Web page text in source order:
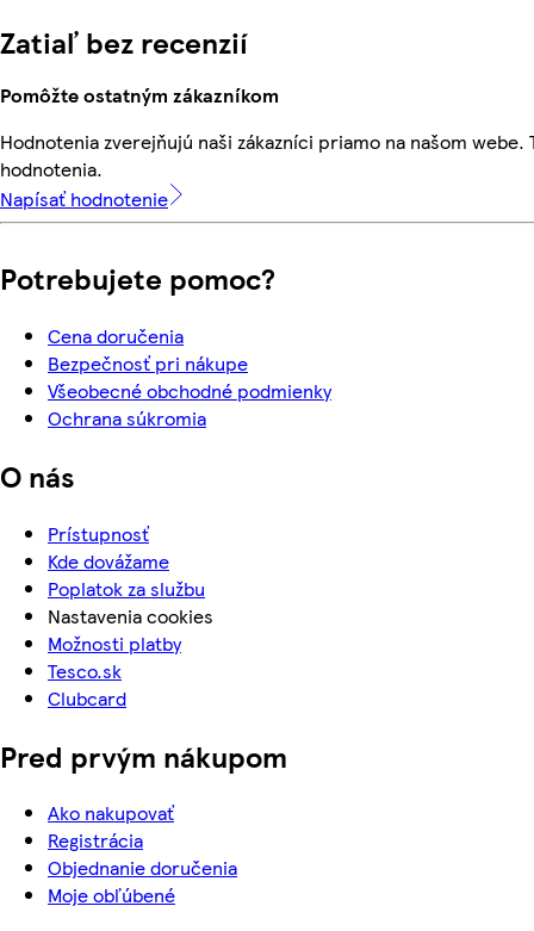
Zatiaľ bez recenzií
Pomôžte ostatným zákazníkom
Hodnotenia zverejňujú naši zákazníci priamo na našom
hodnotenia.
Napísať hodnotenie
Potrebujete pomoc?
Cena doručenia
Bezpečnosť pri nákupe
Všeobecné obchodné podmienky
Ochrana súkromia
O nás
Prístupnosť
Kde dovážame
Poplatok za službu
Nastavenia cookies
Možnosti platby
Tesco.sk
Clubcard
Pred prvým nákupom
Ako nakupovať
Registrácia
Objednanie doručenia
Moje obľúbené